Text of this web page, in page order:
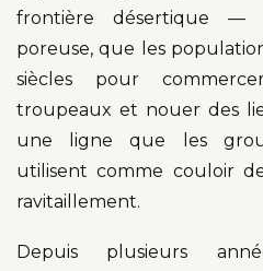
frontière désertique —
poreuse, que les
siècles pour
troupeaux et nouer des
une ligne que les
utilisent comme couloir
ravitaillement.
Depuis plusieurs